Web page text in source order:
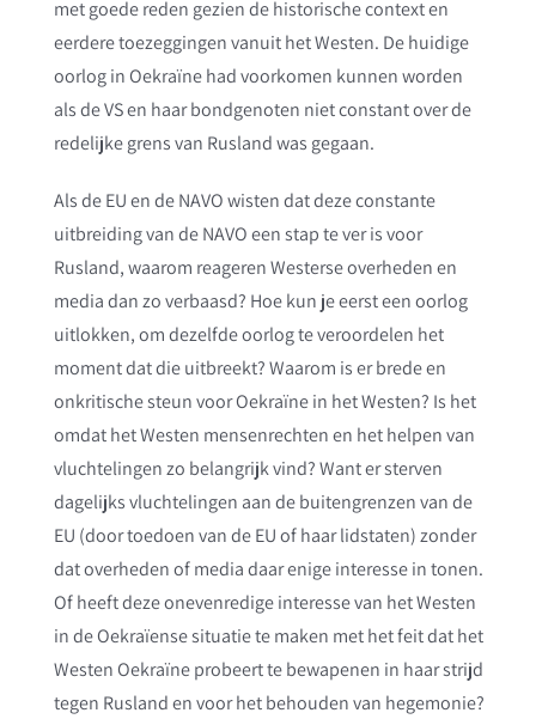
met goede reden gezien de historische context en
eerdere toezeggingen vanuit het Westen. De huidige
oorlog in Oekraïne had voorkomen kunnen worden
als de VS en haar bondgenoten niet constant over de
redelijke grens van Rusland was gegaan.
Als de EU en de NAVO wisten dat deze constante
uitbreiding van de NAVO een stap te ver is voor
Rusland, waarom reageren Westerse overheden en
media dan zo verbaasd? Hoe kun je eerst een oorlog
uitlokken, om dezelfde oorlog te veroordelen het
moment dat die uitbreekt? Waarom is er brede en
onkritische steun voor Oekraïne in het Westen? Is het
omdat het Westen mensenrechten en het helpen van
vluchtelingen zo belangrijk vind? Want er sterven
dagelijks vluchtelingen aan de buitengrenzen van de
EU (door toedoen van de EU of haar lidstaten) zonder
dat overheden of media daar enige interesse in tonen.
Of heeft deze onevenredige interesse van het Westen
in de Oekraïense situatie te maken met het feit dat het
Westen Oekraïne probeert te bewapenen in haar strijd
tegen Rusland en voor het behouden van hegemonie?